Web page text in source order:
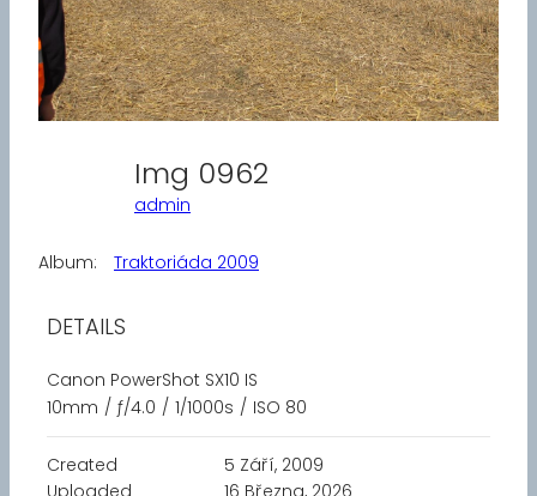
Img 0962
admin
Album: Traktoriáda 2009
DETAILS
Canon PowerShot SX10 IS
10mm / ƒ/4.0 / 1/1000s / ISO 80
Created
5 Září, 2009
Uploaded
16 Března, 2026